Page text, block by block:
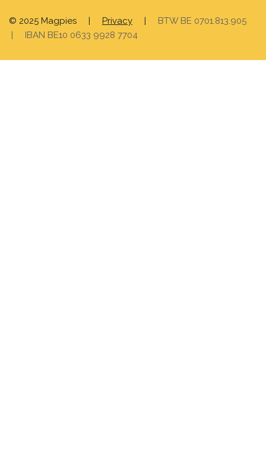
© 2025 Magpies | Privacy | BTW BE 0701.813.905
| IBAN BE10 0633 9928 7704